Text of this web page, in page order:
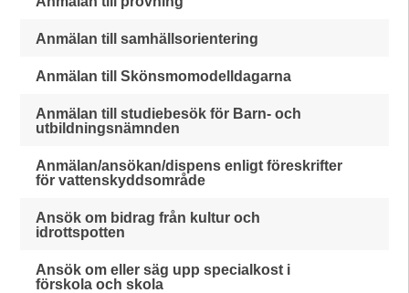
Anmälan till samhällsorientering
Anmälan till Skönsmomodelldagarna
Anmälan till studiebesök för Barn- och
utbildningsnämnden
Anmälan/ansökan/dispens enligt föreskrifter
för vattenskyddsområde
Ansök om bidrag från kultur och
idrottspotten
Ansök om eller säg upp specialkost i
förskola och skola